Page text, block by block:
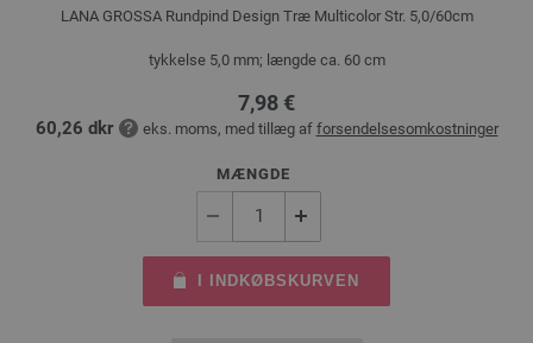
LANA GROSSA Rundpind Design Træ Multicolor Str. 5,0/60cm
tykkelse 5,0 mm; længde ca. 60 cm
7,98 €
60,26 dkr eks. moms, med tillæg af forsendelsesomkostninger
MÆNGDE
I INDKØBSKURVEN